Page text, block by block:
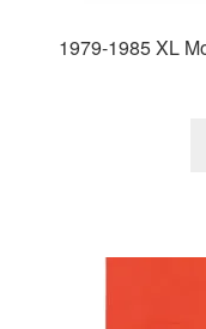
1979-1985 XL